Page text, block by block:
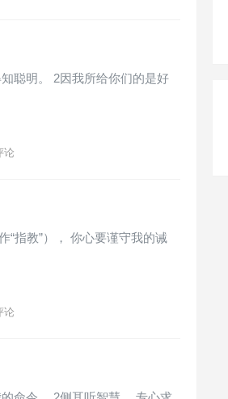
聪明。 2因我所给你们的是好
论
“指教”）， 你心要谨守我的诫
论